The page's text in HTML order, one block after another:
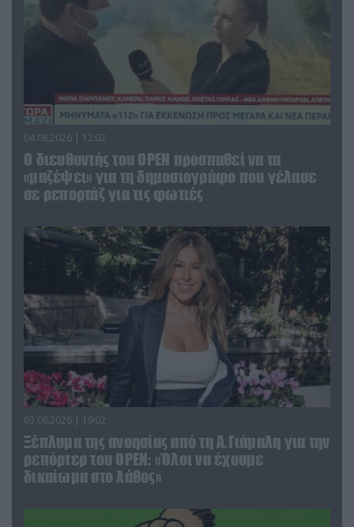
04.08.2026 | 12:02
O διευθυντής του OPEN προσπαθεί να τα
«μαζέψει» για τη δημοσιογράφο που γέλασε
σε ρεπορτάζ για τις φωτιές
03.08.2026 | 19:02
Ξέπλυμα της ανοησίας από τη Α.Γιάμαλη για την
ρεπόρτερ του ΟΡΕΝ: «Όλοι να έχουμε
δικαίωμα στο λάθος»